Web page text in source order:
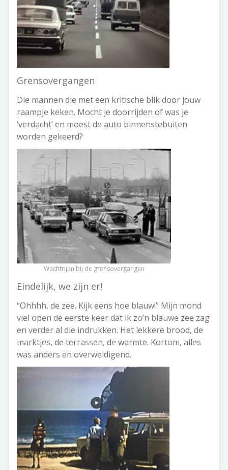
Grensovergangen
Die mannen die met een kritische blik door jouw
raampje keken. Mocht je doorrijden of was je
‘verdacht’ en moest de auto binnenstebuiten
worden gekeerd?
Wachtrijen bij de grensovergangen
Eindelijk, we zijn er!
“Ohhhh, de zee. Kijk eens hoe blauw!” Mijn mond
viel open de eerste keer dat ik zo’n blauwe zee zag
en verder al die indrukken. Het lekkere brood, de
marktjes, de terrassen, de warmte. Kortom, alles
was anders en overweldigend.